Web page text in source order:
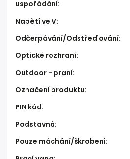
uspořádání:
Napětí ve V:
Odčerpávání/Odstřeďování:
Optické rozhraní:
Outdoor - praní:
Označení produktu:
PIN kód:
Podstavná:
Pouze máchání/škrobení: